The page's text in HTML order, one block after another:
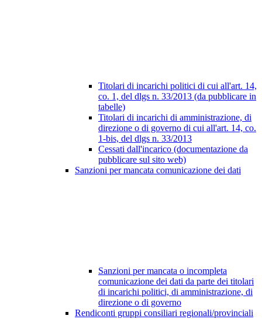
Titolari di incarichi politici di cui all'art. 14,
co. 1, del dlgs n. 33/2013 (da pubblicare in
tabelle)
Titolari di incarichi di amministrazione, di
direzione o di governo di cui all'art. 14, co.
1-bis, del dlgs n. 33/2013
Cessati dall'incarico (documentazione da
pubblicare sul sito web)
Sanzioni per mancata comunicazione dei dati
Sanzioni per mancata o incompleta
comunicazione dei dati da parte dei titolari
di incarichi politici, di amministrazione, di
direzione o di governo
Rendiconti gruppi consiliari regionali/provinciali